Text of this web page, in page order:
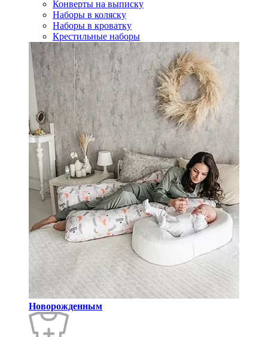
Конверты на выписку
Наборы в коляску
Наборы в кроватку
Крестильные наборы
Новорожденным